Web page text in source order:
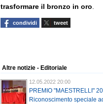
trasformare il bronzo in oro
condividi tweet
Altre notizie - Editoriale
12.05.2022 20:00
PREMIO "MAESTRELLI"
Riconoscimento speciale